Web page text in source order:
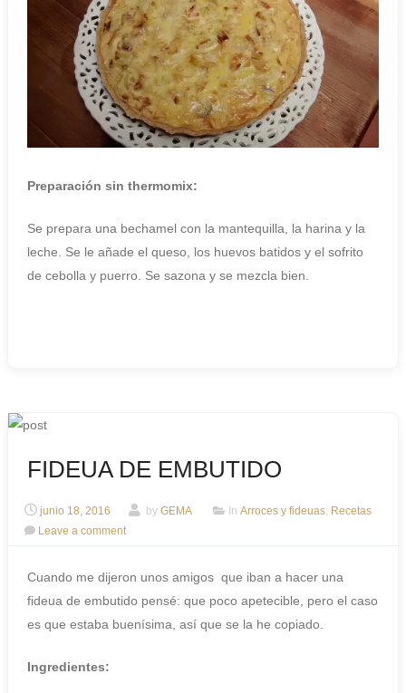
Preparación sin thermomix:
Se prepara una bechamel con la mantequilla, la harina y la
leche. Se le añade el queso, los huevos batidos y el sofrito
de cebolla y puerro. Se sazona y se mezcla bien.
FIDEUA DE EMBUTIDO
junio 18, 2016 by GEMA In Arroces y fideuas, Recetas
Leave a comment
Cuando me dijeron unos amigos que iban a hacer una
fideua de embutido pensé: que poco apetecible, pero el caso
es que estaba buenísima, así que se la he copiado.
Ingredientes: